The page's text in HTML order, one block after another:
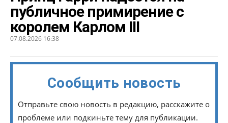
публичное примирение с
королем Карлом III
07.08.2026 16:38
Сообщить новость
Отправьте свою новость в редакцию, расскажите о
проблеме или подкиньте тему для публикации.